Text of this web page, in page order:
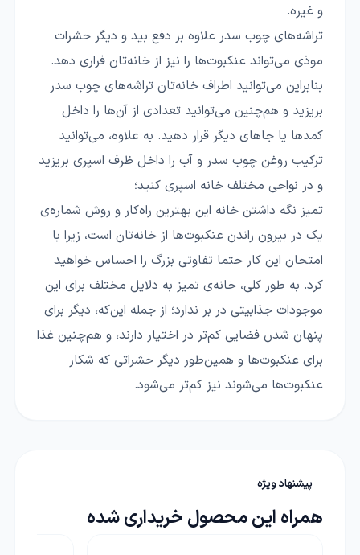
و غیره.
تراشه‌های چوب سدر علاوه بر دفع بید و دیگر حشرات
موذی می‌تواند عنکبوت‌ها را نیز از خانه‌تان فراری دهد.
بنابراین می‌توانید اطراف خانه‌تان تراشه‌های چوب سدر
بریزید و هم‌چنین می‌توانید تعدادی از آن‌ها را داخل
کمدها یا جاهای دیگر قرار دهید. به علاوه،‌ می‌توانید
ترکیب روغن چوب سدر و آب را داخل ظرف اسپری بریزید
و در نواحی مختلف خانه اسپری کنید؛
تمیز نگه داشتن خانه این بهترین راه‌کار و روش شماره‌ی
یک در بیرون راندن عنکبوت‌ها از خانه‌تان است، زیرا با
امتحان این کار حتما تفاوتی بزرگ را احساس خواهید
کرد. به طور کلی، خانه‌ی تمیز به دلایل مختلف برای این
موجودات جذابیتی در بر ندارد؛‌ از جمله این‌که، دیگر برای
پنهان شدن فضایی کم‌تر در اختیار دارند،‌ و هم‌چنین غذا
برای عنکبوت‌ها و همین‌طور دیگر حشراتی که شکار
عنکبوت‌ها می‌‌شوند نیز کم‌تر می‌شود.
پیشنهاد ویژه
همراه این محصول خریداری شده